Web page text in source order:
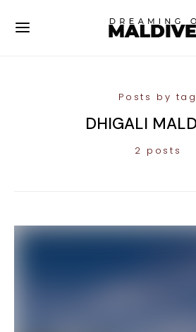
Posts by tag
DHIGALI
2 posts